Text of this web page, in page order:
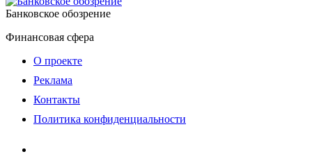
Банковское обозрение
Финансовая сфера
О проекте
Реклама
Контакты
Политика конфиденциальности